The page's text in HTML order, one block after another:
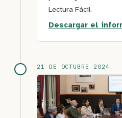
Lectura Fácil.
Descargar el
21 DE OCTUBRE 2024